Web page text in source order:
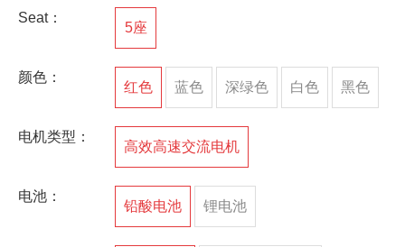
Seat：
5座
颜色：
红色 蓝色 深绿色 白色 黑色
电机类型：
高效高速交流电机
电池：
铅酸电池 锂电池